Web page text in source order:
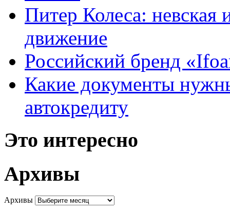
Питер Колеса: невская
движение
Российский бренд
Какие документы
автокредиту
Это интересно
Архивы
Архивы